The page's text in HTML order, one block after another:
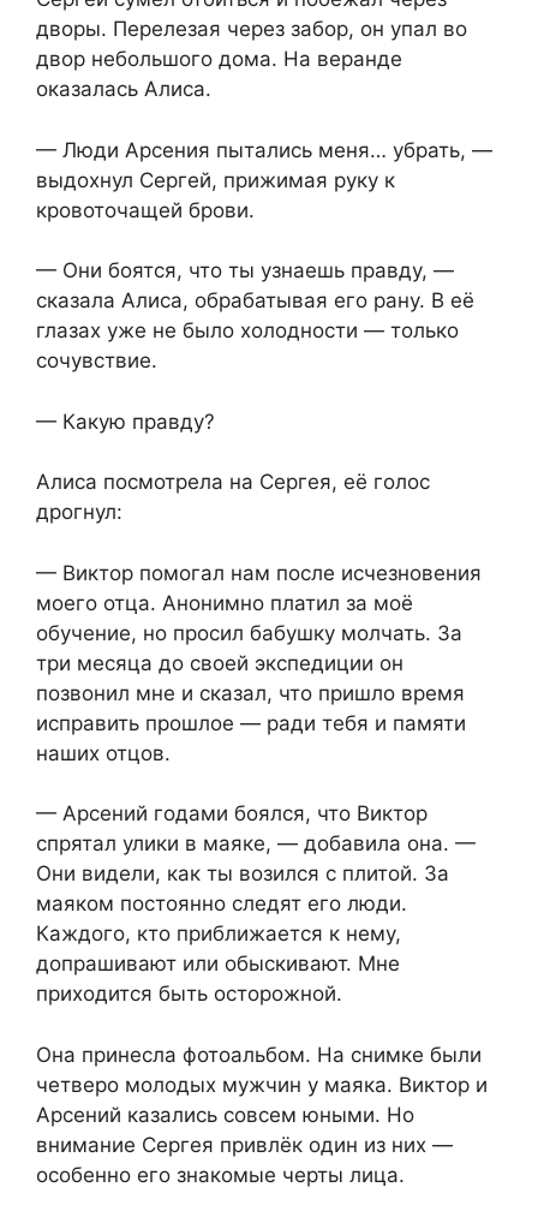
дворы. Перелезая через забор, он упал во
двор небольшого дома. На веранде
оказалась Алиса.
— Люди Арсения пытались меня… убрать, —
выдохнул Сергей, прижимая руку к
кровоточащей брови.
— Они боятся, что ты узнаешь правду, —
сказала Алиса, обрабатывая его рану. В её
глазах уже не было холодности — только
сочувствие.
— Какую правду?
Алиса посмотрела на Сергея, её голос
дрогнул:
— Виктор помогал нам после исчезновения
моего отца. Анонимно платил за моё
обучение, но просил бабушку молчать. За
три месяца до своей экспедиции он
позвонил мне и сказал, что пришло время
исправить прошлое — ради тебя и памяти
наших отцов.
— Арсений годами боялся, что Виктор
спрятал улики в маяке, — добавила она. —
Они видели, как ты возился с плитой. За
маяком постоянно следят его люди.
Каждого, кто приближается к нему,
допрашивают или обыскивают. Мне
приходится быть осторожной.
Она принесла фотоальбом. На снимке были
четверо молодых мужчин у маяка. Виктор и
Арсений казались совсем юными. Но
внимание Сергея привлёк один из них —
особенно его знакомые черты лица.